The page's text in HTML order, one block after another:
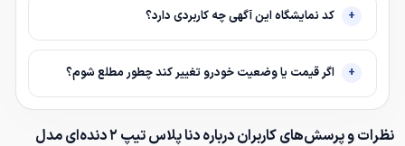
کد نمایشگاه این آگهی چه کاربردی دارد؟
اگر قیمت یا وضعیت خودرو تغییر کند چطور مطلع شوم؟
نظرات و پرسش‌های کاربران درباره دنا پلاس تیپ ۲ دنده‌ای مدل